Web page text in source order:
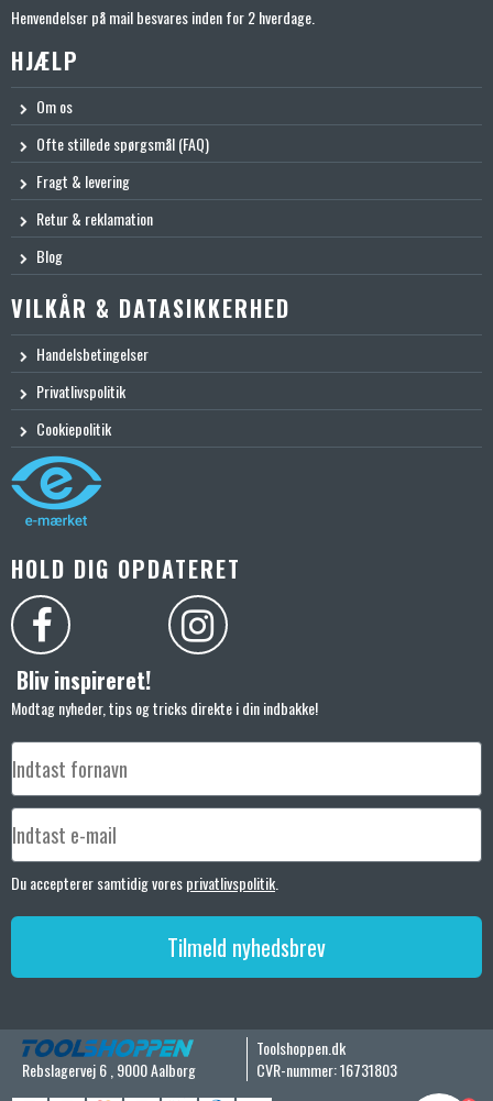
Henvendelser på mail besvares inden for 2 hverdage.
HJÆLP
Om os
Ofte stillede spørgsmål (FAQ)
Fragt & levering
Retur & reklamation
Blog
VILKÅR & DATASIKKERHED
Handelsbetingelser
Privatlivspolitik
Cookiepolitik
HOLD DIG OPDATERET
Bliv inspireret!
Modtag nyheder, tips og tricks direkte i din indbakke!
Du accepterer samtidig voresprivatlivspolitik
Tilmeld nyhedsbrev
Toolshoppen.dk
Rebslagervej 6,9000 Aalborg CVR-nummer:16731803